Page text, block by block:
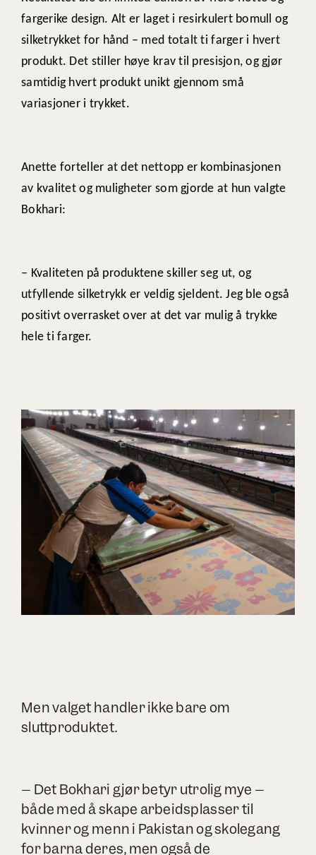
fargerike design. Alt er laget i resirkulert bomull og
silketrykket for hånd – med totalt ti farger i hvert
produkt. Det stiller høye krav til presisjon, og gjør
samtidig hvert produkt unikt gjennom små
variasjoner i trykket.
Anette forteller at det nettopp er kombinasjonen
av kvalitet og muligheter som gjorde at hun valgte
Bokhari:
– Kvaliteten på produktene skiller seg ut, og
utfyllende silketrykk er veldig sjeldent. Jeg ble også
positivt overrasket over at det var mulig å trykke
hele ti farger.
Men valget handler ikke bare om
sluttproduktet.
– Det Bokhari gjør betyr utrolig mye –
både med å skape arbeidsplasser til
kvinner og menn i Pakistan og skolegang
for barna deres, men også de